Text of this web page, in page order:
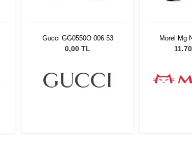
Gucci GG0550O 006 53
0,00 TL
Morel Mg